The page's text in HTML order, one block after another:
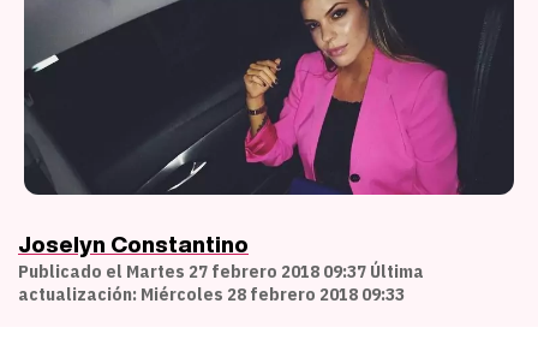
Joselyn Constantino
Publicado el Martes 27 febrero 2018 09:37 Última
actualización: Miércoles 28 febrero 2018 09:33